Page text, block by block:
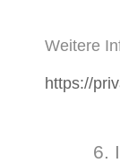
Weitere
https://
6.